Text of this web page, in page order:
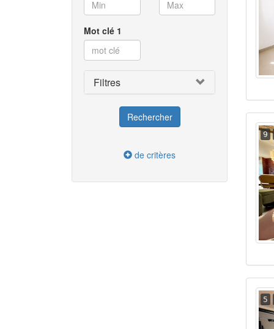
Mot clé 1
Filtres
de critères
9
5